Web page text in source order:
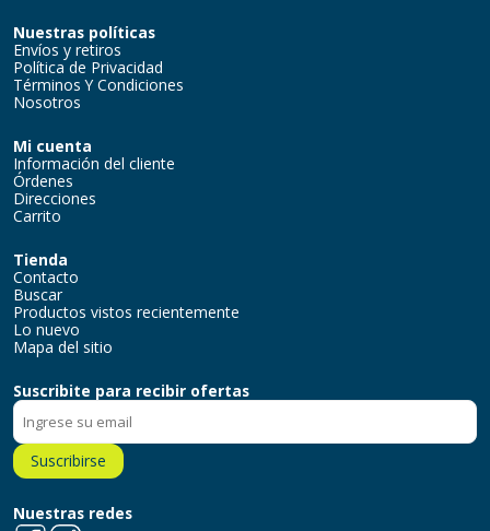
Nuestras políticas
Envíos y retiros
Política de Privacidad
Términos Y Condiciones
Nosotros
Mi cuenta
Información del cliente
Órdenes
Direcciones
Carrito
Tienda
Contacto
Buscar
Productos vistos recientemente
Lo nuevo
Mapa del sitio
Suscribite para recibir ofertas
Suscribirse
Nuestras redes